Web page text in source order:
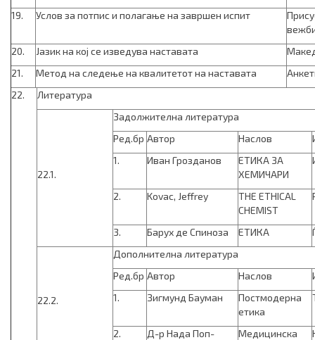
19.
Услов за потпис и полагање на завршен испит
20.
Јазик на кој се изведува наставата
21.
Метод на следење на квалитетот на наставата
22.
Литература
22.1.
Задолжителна литература
Ред.бр Автор Наслов
1.
Иван Грозданов
ЕТИКА ЗА
ХЕМИЧАРИ
2. Kovac, Jeffrey
THE ETHICAL
CHEMIST
3. Барух де Спиноза ЕТИКА
22.2.
Дополнителна литература
Ред.бр Автор Наслов
1.
Зигмунд Бауман
Постмодерна
етика
2.
Д-р Нада Поп-
Медицинска